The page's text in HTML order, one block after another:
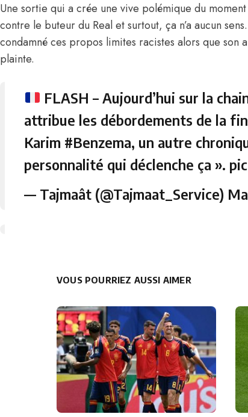
Une sortie qui a crée une vive polémique du
contre le buteur du Real et surtout, ça n’a aucun
condamné ces propos limites racistes alors que son
plainte.
FLASH – Aujourd’hui sur la
attribue les débordements de la
Karim #Benzema, un autre
personnalité qui déclenche ça ».
— Tajmaât (@Tajmaat_Service)
VOUS POURRIEZ AUSSI AIMER